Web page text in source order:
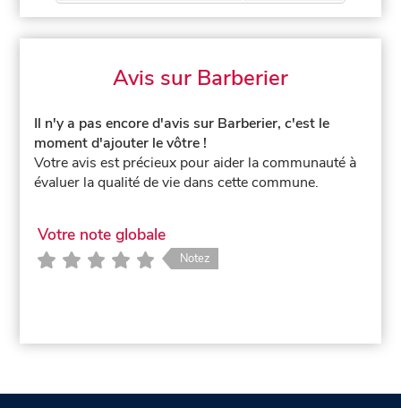
Avis sur Barberier
Il n'y a pas encore d'avis sur Barberier, c'est le
moment d'ajouter le vôtre !
Votre avis est précieux pour aider la communauté à
évaluer la qualité de vie dans cette commune.
Votre note globale
Notez